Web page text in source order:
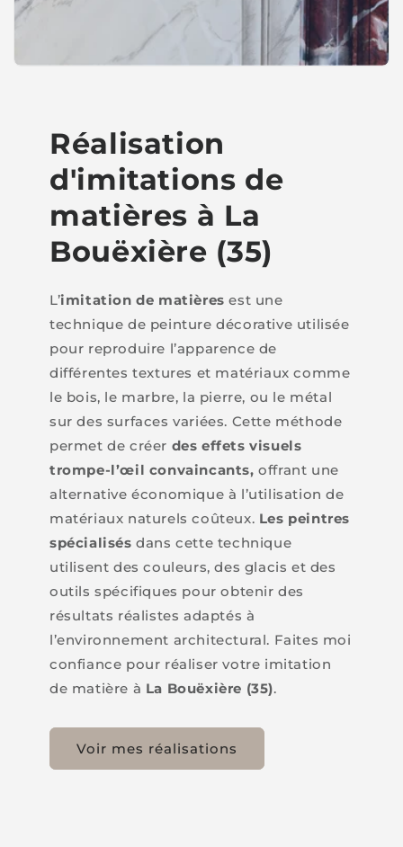
Réalisation
d'imitations de
matières à La
Bouëxière (35)
L’imitation de matières est une
technique de peinture décorative utilisée
pour reproduire l’apparence de
différentes textures et matériaux comme
le bois, le marbre, la pierre, ou le métal
sur des surfaces variées. Cette méthode
permet de créer des effets visuels
trompe-l’œil convaincants, offrant une
alternative économique à l’utilisation de
matériaux naturels coûteux. Les peintres
spécialisés dans cette technique
utilisent des couleurs, des glacis et des
outils spécifiques pour obtenir des
résultats réalistes adaptés à
l’environnement architectural. Faites moi
confiance pour réaliser votre imitation
de matière à La Bouëxière (35).
Voir mes réalisations